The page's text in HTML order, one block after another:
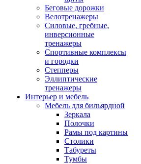
Беговые дорожки
Велотренажеры
Силовые, гребные,
инверсионные
тренажеры
Спортивные комплексы
и городки
Степперы
Эллиптические
тренажеры
Интерьер и мебель
Мебель для бильярдной
Зеркала
Полочки
Рамы под картины
Столики
Табуреты
Тумбы